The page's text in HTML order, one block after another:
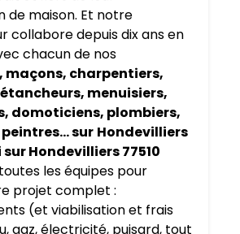
de maison. Et notre
collabore depuis dix ans en
chacun de nos
maçons, charpentiers,
menuisiers,
domoticiens, plombiers,
sur Hondevilliers
sur Hondevilliers 77510
les équipes pour
projet complet :
(et viabilisation et frais
gaz, électricité, puisard, tout